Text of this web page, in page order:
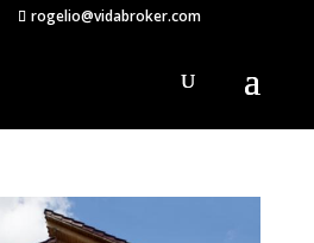
rogelio@vidabroker.com